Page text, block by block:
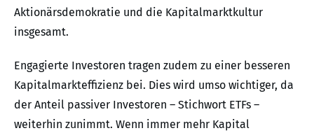
Aktionärsdemokratie und die Kapitalmarktkultur
insgesamt.
Engagierte Investoren tragen zudem zu einer besseren
Kapitalmarkteffizienz bei. Dies wird umso wichtiger, da
der Anteil passiver Investoren – Stichwort ETFs –
weiterhin zunimmt. Wenn immer mehr Kapital